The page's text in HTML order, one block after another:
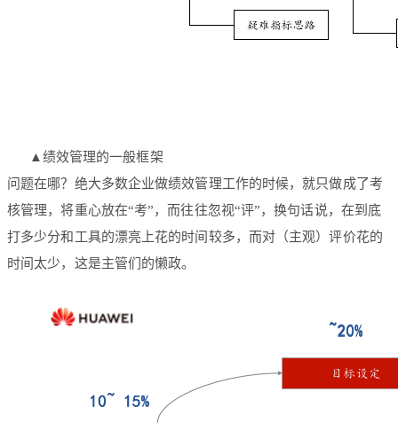
▲绩效管理的一般框架
问题在哪？绝大多数企业做绩效管理工作的时候，就只做成了考
核管理，将重心放在“考”，而往往忽视“评”，换句话说，在到底
打多少分和工具的漂亮上花的时间较多，而对（主观）评价花的
时间太少，这是主管们的懒政。